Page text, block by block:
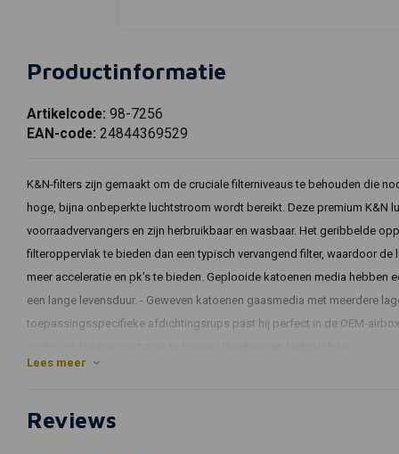
Productinformatie
Artikelcode: 98-7256
EAN-code: 24844369529
K&N-filters zijn gemaakt om de cruciale filterniveaus te behouden die
hoge, bijna onbeperkte luchtstroom wordt bereikt. Deze premium K&N
voorraadvervangers en zijn herbruikbaar en wasbaar. Het geribbelde
filteroppervlak te bieden dan een typisch vervangend filter, waardoor
meer acceleratie en pk's te bieden. Geplooide katoenen media hebben
een lange levensduur. - Geweven katoenen gaasmedia met meerdere
toepassingsspecifieke afdichtingsrups past hij perfect in de OEM-
Maken
Lees meer
Reviews